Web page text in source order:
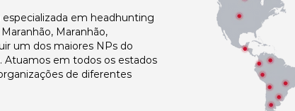
em headhunting
Maranhão,
um dos maiores NPs do
em todos os estados
de diferentes